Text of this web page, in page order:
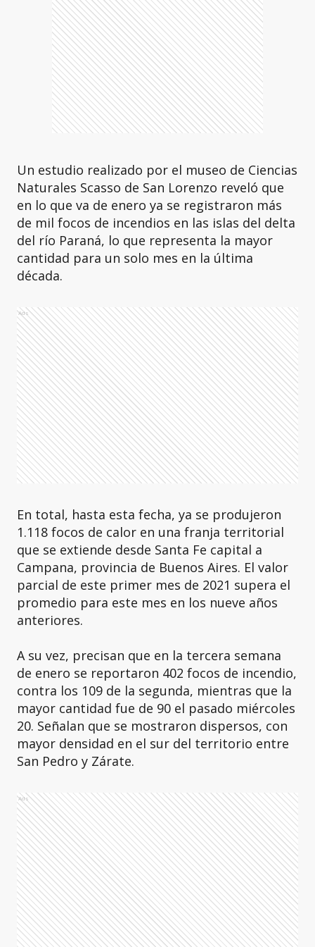
Un estudio realizado por el museo de Ciencias
Naturales Scasso de San Lorenzo reveló que
en lo que va de enero ya se registraron más
de mil focos de incendios en las islas del delta
del río Paraná, lo que representa la mayor
cantidad para un solo mes en la última
década.
Ads
En total, hasta esta fecha, ya se produjeron
1.118 focos de calor en una franja territorial
que se extiende desde Santa Fe capital a
Campana, provincia de Buenos Aires. El valor
parcial de este primer mes de 2021 supera el
promedio para este mes en los nueve años
anteriores.
A su vez, precisan que en la tercera semana
de enero se reportaron 402 focos de incendio,
contra los 109 de la segunda, mientras que la
mayor cantidad fue de 90 el pasado miércoles
20. Señalan que se mostraron dispersos, con
mayor densidad en el sur del territorio entre
San Pedro y Zárate.
Ads